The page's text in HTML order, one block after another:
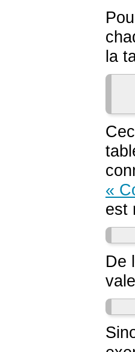
la
«
est
De